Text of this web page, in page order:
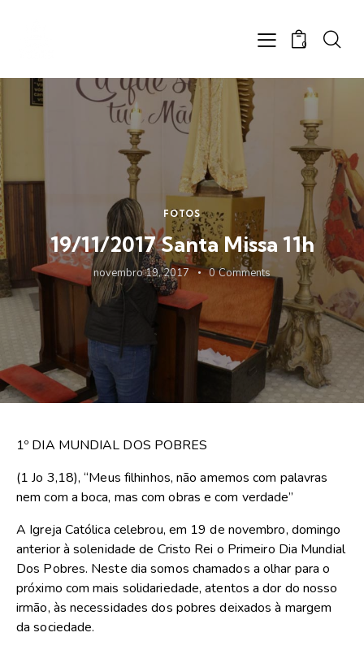
0
FOTOS
19/11/2017 Santa Missa 11h
novembro 19, 2017 0 Comments
1º DIA MUNDIAL DOS POBRES
(1 Jo 3,18), “Meus filhinhos, não amemos com palavras
nem com a boca, mas com obras e com verdade”
A Igreja Católica celebrou, em 19 de novembro, domingo
anterior à solenidade de Cristo Rei o Primeiro Dia Mundial
Dos Pobres. Neste dia somos chamados a olhar para o
próximo com mais solidariedade, atentos a dor do nosso
irmão, às necessidades dos pobres deixados à margem
da sociedade.